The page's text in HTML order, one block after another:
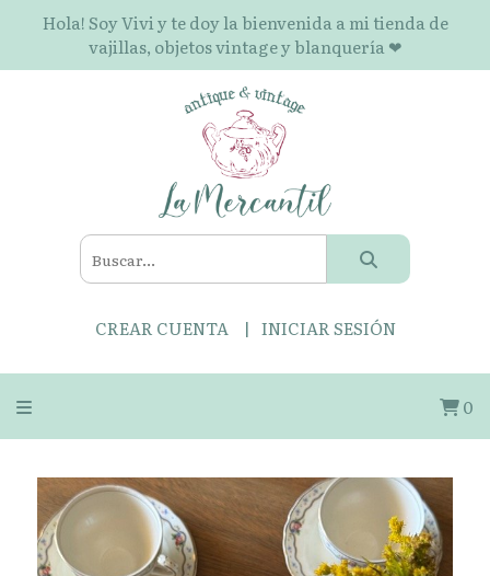
Hola! Soy Vivi y te doy la bienvenida a mi tienda de
vajillas, objetos vintage y blanquería ❤
CREAR CUENTA INICIAR SESIÓN
0